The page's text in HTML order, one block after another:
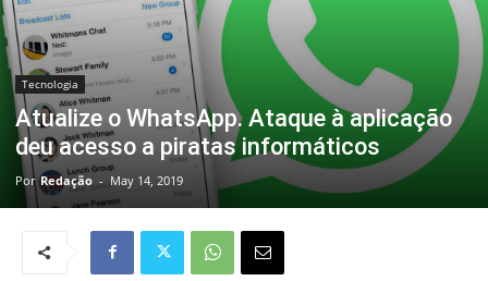
Tecnologia
Atualize o WhatsApp. Ataque à aplicação
deu acesso a piratas informáticos
Por Redação - May 14, 2019